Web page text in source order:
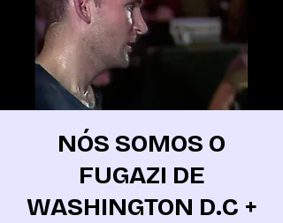
NÓS SOMOS O
FUGAZI DE
WASHINGTON D.C +